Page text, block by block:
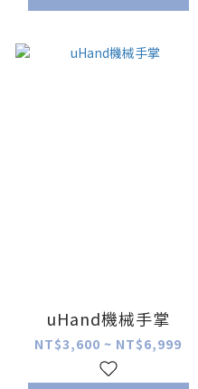
uHand機械手掌
NT$3,600 ~ NT$6,999